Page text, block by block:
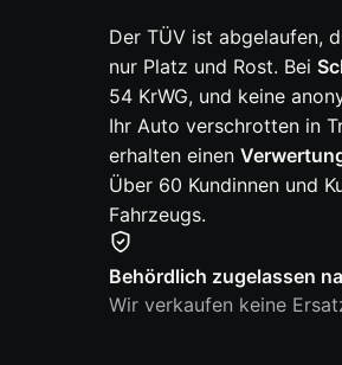
Der TÜV ist abgelaufen,
nur Platz und Rost. Bei
54 KrWG, und keine
Ihr Auto verschrotten in
erhalten einen
Über 60 Kundinnen und
Fahrzeugs.
Behördlich zugelassen
Wir verkaufen keine